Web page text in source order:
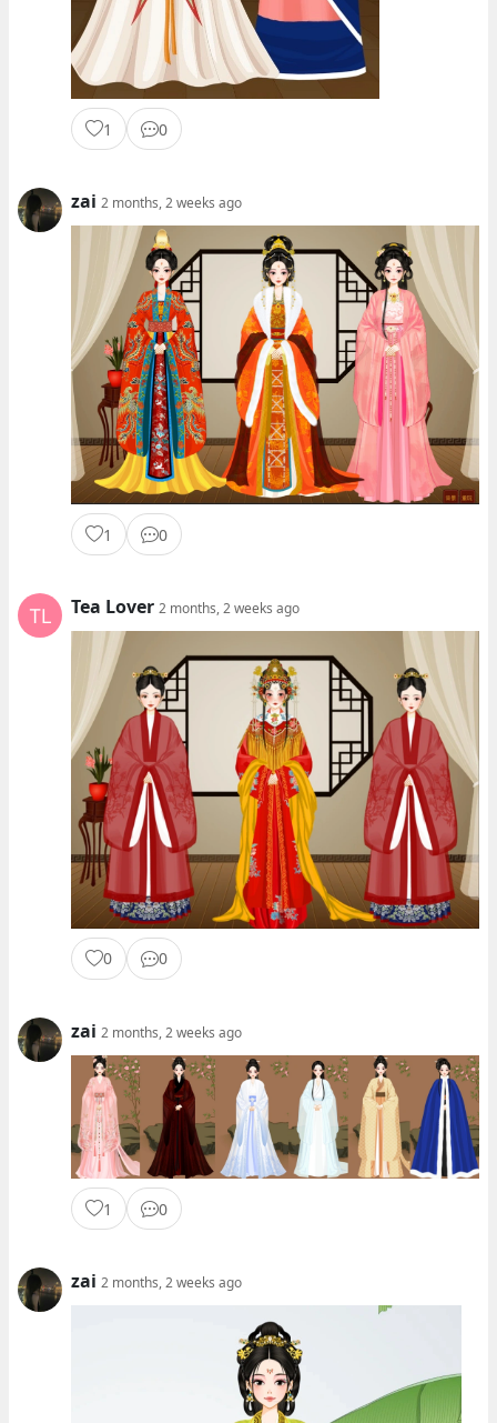
1 0
zai 2 months, 2 weeks ago
1 0
Tea Lover 2 months, 2 weeks ago
0 0
zai 2 months, 2 weeks ago
1 0
zai 2 months, 2 weeks ago